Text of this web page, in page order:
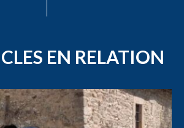
EN RELATION